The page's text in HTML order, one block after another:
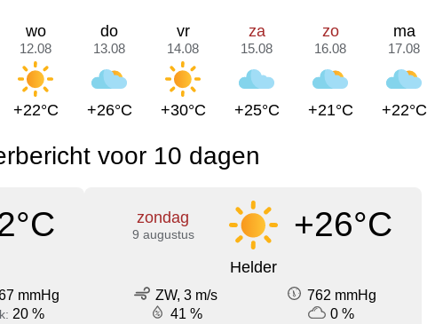
wo
12.08
+22°C
do
13.08
+26°C
vr
14.08
+30°C
za
15.08
+25°C
zo
16.08
+21°C
ma
17.08
+22°C
voor 10 dagen
mmHg
20 %
zondag
9 augustus +26°C
Helder
ZW, 3 m/s
762 mmHg
41 %
0 %